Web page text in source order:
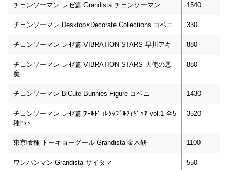
チェンソーマン レゼ篇 Grandista チェンソーマン 1540
チェンソーマン Desktop×Decorate Collections コベニ 330
チェンソーマン レゼ篇 VIBRATION STARS 早川アキ 880
チェンソーマン レゼ篇 VIBRATION STARS 天使の悪
魔
880
チェンソーマン BiCute Bunnies Figure コベニ 1430
チェンソーマン レゼ篇 ﾜｰﾙﾄﾞｺﾚｸﾀﾌﾞﾙﾌｨｷﾞｭｱ vol.1 全5
種ｾｯﾄ
3520
東京喰種 トーキョーグール Grandista 金木研 1100
ワンパンマン Grandista サイタマ 550